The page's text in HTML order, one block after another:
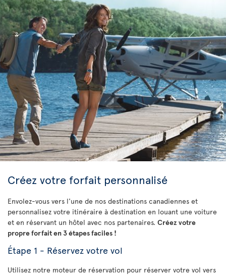
Créez votre forfait personnalisé
Envolez-vous vers l'une de nos destinations canadiennes et
personnalisez votre itinéraire à destination en louant une voiture
et en réservant un hôtel avec nos partenaires. Créez votre
propre forfait en 3 étapes faciles !
Étape 1 - Réservez votre vol
Utilisez notre moteur de réservation pour réserver votre vol vers